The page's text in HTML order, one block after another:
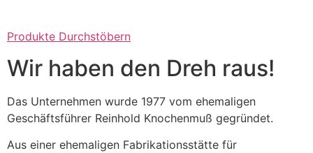
Produkte Durchstöbern
Wir haben den Dreh raus!
Das Unternehmen wurde 1977 vom ehemaligen
Geschäftsführer Reinhold Knochenmuß gegründet.
Aus einer ehemaligen Fabrikationsstätte für